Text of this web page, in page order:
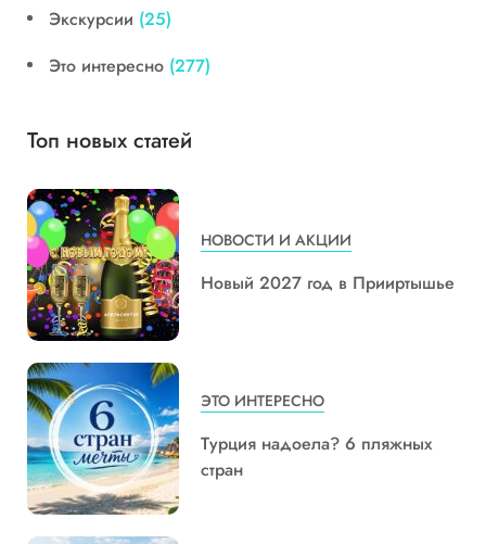
Экскурсии (25)
Это интересно (277)
Топ новых статей
НОВОСТИ И АКЦИИ
Новый 2027 год в Прииртышье
ЭТО ИНТЕРЕСНО
Турция надоела? 6 пляжных
стран